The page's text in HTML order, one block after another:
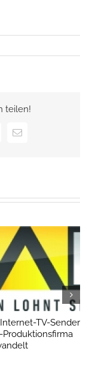
teilen!
E-
TV-Sender
Produktionsfirma